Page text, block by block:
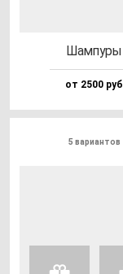
Шам­пу­ры
от 2500 руб
5 вариантов